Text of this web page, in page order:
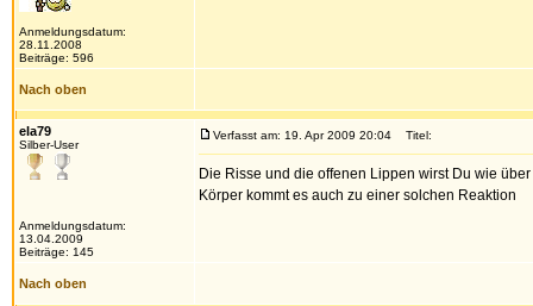
Anmeldungsdatum:
28.11.2008
Beiträge: 596
Nach oben
ela79
Silber-User
Anmeldungsdatum:
13.04.2009
Beiträge: 145
Verfasst am: 19. Apr 2009 20:04 Titel:
Die Risse und die offenen Lippen wirst Du wie
Körper kommt es auch zu einer solchen Reaktion
Nach oben